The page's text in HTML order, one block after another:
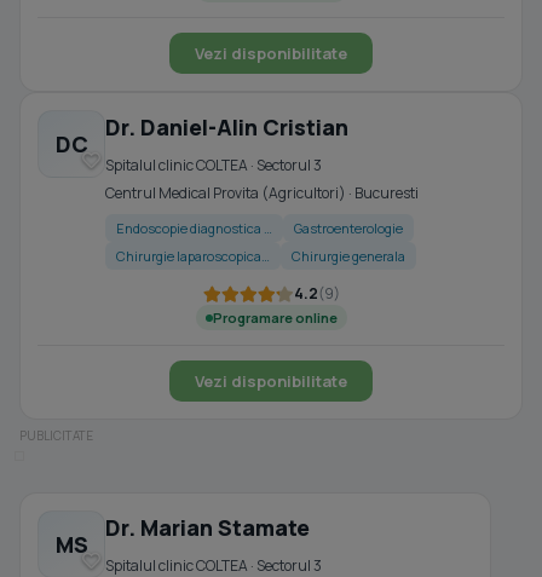
Vezi disponibilitate
DC
Dr. Daniel-Alin Cristian
Spitalul clinic COLTEA · Sectorul 3
Centrul Medical Provita (Agricultori) · Bucuresti
Endoscopie diagnostica …
Gastroenterologie
Chirurgie laparoscopica…
Chirurgie generala
4.2(9)
Programare online
Vezi disponibilitate
MS
Dr. Marian Stamate
Spitalul clinic COLTEA · Sectorul 3